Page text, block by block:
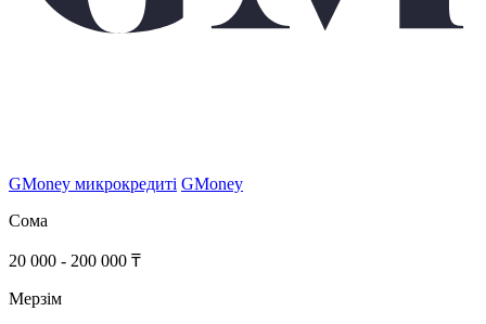
GMoney микрокредиті GMoney
Сома
20 000 - 200 000 ₸
Мерзім